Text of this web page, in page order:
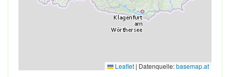
Leaflet | Datenquelle:basemap.at